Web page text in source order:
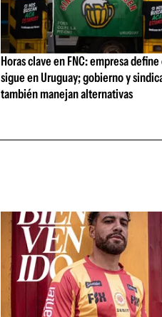
Horas clave en FNC: empresa
sigue en Uruguay; gobierno y
también manejan alternativas